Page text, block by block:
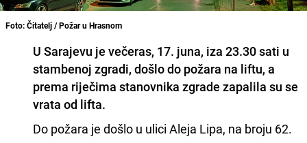
Foto: Čitatelj / Požar u Hrasnom
U Sarajevu je večeras, 17. juna, iza 23.30 sati u
stambenoj zgradi, došlo do požara na liftu, a
prema riječima stanovnika zgrade zapalila su se
vrata od lifta.
Do požara je došlo u ulici Aleja Lipa, na broju 62.